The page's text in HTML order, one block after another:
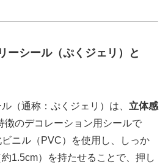
ーシール（ぷくジェリ）と
（通称：ぷくジェリ）は、 立体感
徴のデコレーション用シールで
ニル（PVC）を使用し、しっか
1.5cm）を持たせることで、押し